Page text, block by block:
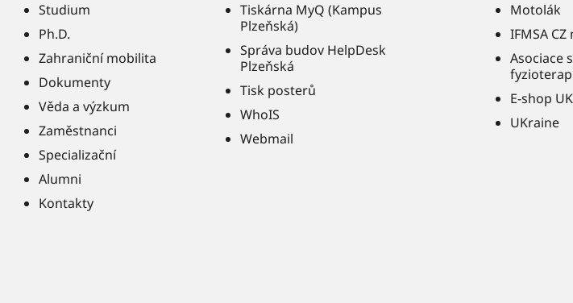
Studium
Ph.D.
Zahraniční mobilita
Dokumenty
Věda a výzkum
Zaměstnanci
Specializační
Alumni
Kontakty
Tiskárna MyQ (Kampus
Plzeňská)
Správa budov HelpDesk
Plzeňská
Tisk posterů
WhoIS
Webmail
Motolák
IFMSA CZ
Asociace
E-shop UK
UKraine